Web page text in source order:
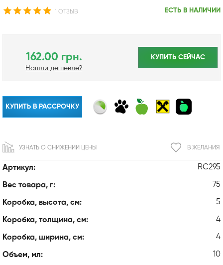
1 ОТЗЫВ ЕСТЬ В НАЛИЧИИ
Артикул: RC295
Вес товара, г: 75
Коробка, высота, см: 5
Коробка, толщина, см: 4
Коробка, ширина, см: 4
Объем, мл: 10
162.00 грн.
Нашли дешевле?
КУПИТЬ CЕЙЧАС
КУПИТЬ В РАССРОЧКУ
В ЖЕЛАНИЯ
УЗНАТЬ О СНИЖЕНИИ ЦЕНЫ